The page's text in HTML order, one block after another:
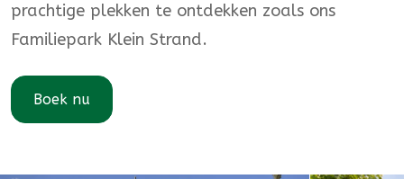
prachtige plekken te ontdekken zoals ons
Familiepark Klein Strand.
Boek nu